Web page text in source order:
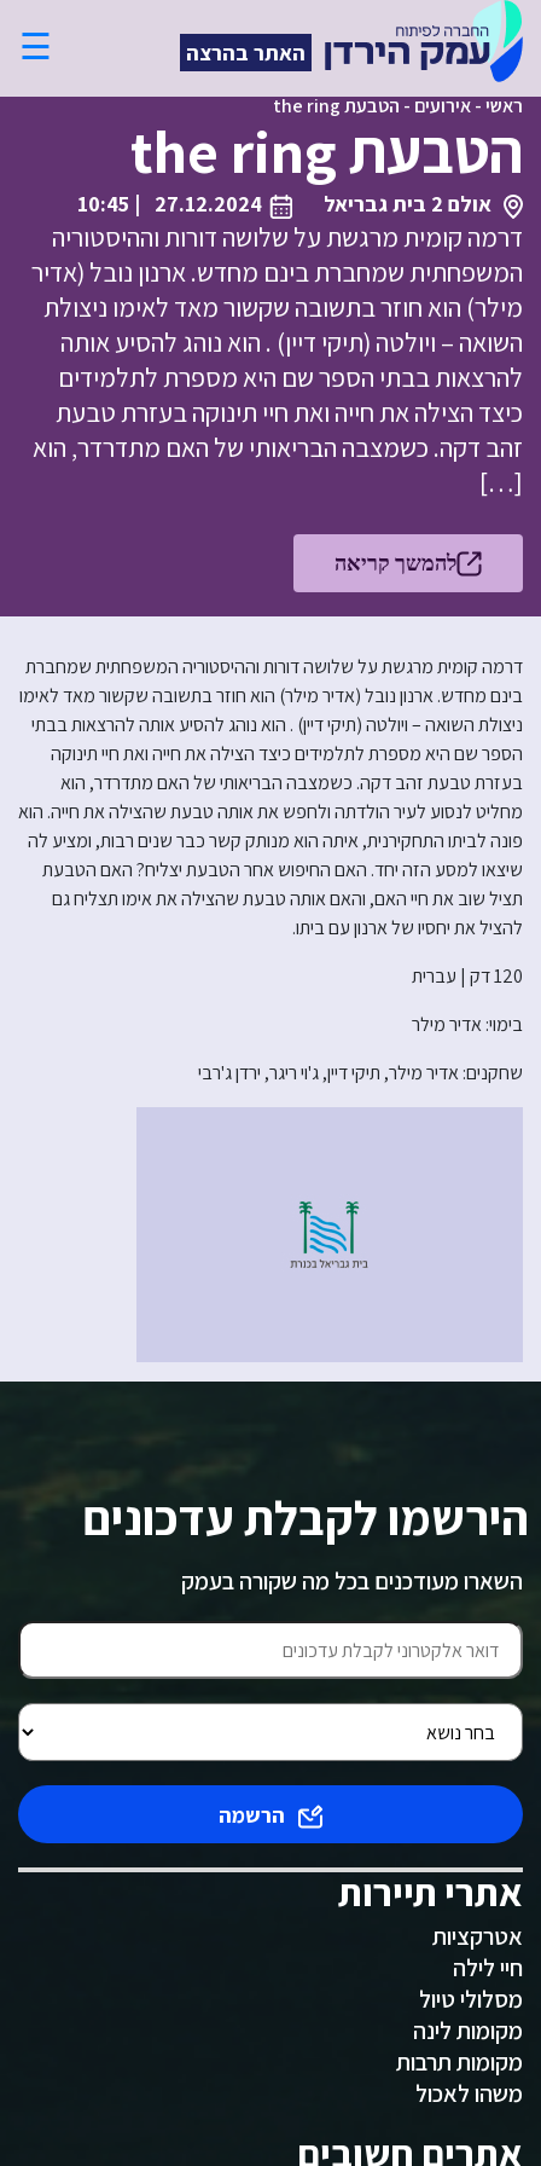
האתר בהרצה ☰
ראשי-אירועים - הטבעת the ring
הטבעת the ring
אולם 2 בית גבריאל 27.12.2024
| 10:45
דרמה קומית מרגשת על שלושה דורות וההיסטוריה
המשפחתית שמחברת בינם מחדש. ארנון נובל (אדיר
מילר) הוא חוזר בתשובה שקשור מאד לאימו ניצולת
השואה – ויולטה (תיקי דיין) . הוא נוהג להסיע אותה
להרצאות בבתי הספר שם היא מספרת לתלמידים
כיצד הצילה את חייה ואת חיי תינוקה בעזרת טבעת
זהב דקה. כשמצבה הבריאותי של האם מתדרדר, הוא
[…]
להמשך קריאה
דרמה קומית מרגשת על שלושה דורות וההיסטוריה המשפחתית שמחברת
בינם מחדש. ארנון נובל (אדיר מילר) הוא חוזר בתשובה שקשור מאד לאימו
ניצולת השואה – ויולטה (תיקי דיין) . הוא נוהג להסיע אותה להרצאות בבתי
הספר שם היא מספרת לתלמידים כיצד הצילה את חייה ואת חיי תינוקה
בעזרת טבעת זהב דקה. כשמצבה הבריאותי של האם מתדרדר, הוא
מחליט לנסוע לעיר הולדתה ולחפש את אותה טבעת שהצילה את חייה. הוא
פונה לביתו התחקירנית, איתה הוא מנותק קשר כבר שנים רבות, ומציע לה
שיצאו למסע הזה יחד. האם החיפוש אחר הטבעת יצליח? האם הטבעת
תציל שוב את חיי האם, והאם אותה טבעת שהצילה את אימו תצליח גם
להציל את יחסיו של ארנון עם ביתו.
120 דק | עברית
בימוי: אדיר מילר
שחקנים: אדיר מילר, תיקי דיין, ג'וי ריגר, ירדן ג'רבי
הירשמו לקבלת עדכונים
השארו מעודכנים בכל מה שקורה בעמק
הרשמה
אתרי תיירות
אטרקציות
חיי לילה
מסלולי טיול
מקומות לינה
מקומות תרבות
משהו לאכול
אתרים חשובים